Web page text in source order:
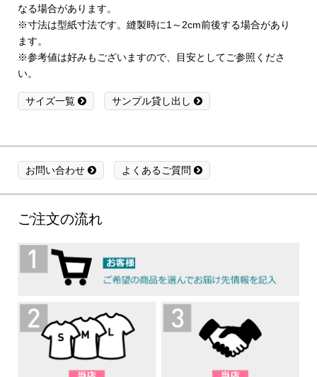
なる場合があります。
※寸法は型紙寸法です。縫製時に1～2cm前後する場合があり
ます。
※参考値は好みもございますので、目安としてご参照くださ
い。
サイズ一覧 サンプル貸し出し
お問い合わせ よくあるご質問
ご注文の流れ